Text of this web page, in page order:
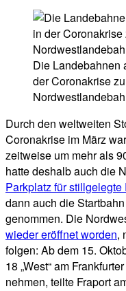
Die Landebahnen
der Coronakrise
Durch den weltweiten
Coronakrise im März
zeitweise um mehr als
hatte deshalb auch die
Parkplatz für
dann auch die
genommen. Die
wieder eröffnet worden,
folgen: Ab dem 15.
18 „West“ am
nehmen, teilte Fraport